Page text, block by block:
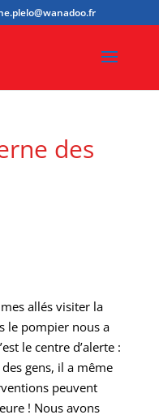
des
allés visiter la
le pompier nous a
le centre d’alerte :
gens, il a même
peuvent
! Nous avons